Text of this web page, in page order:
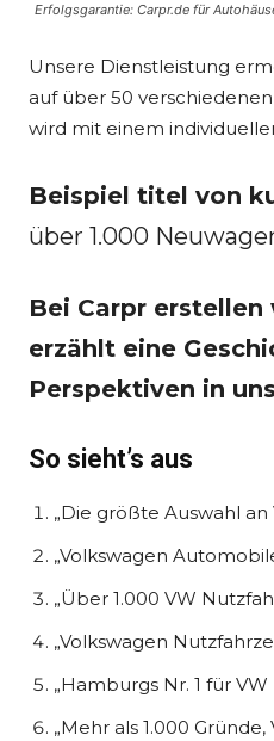
Erfolgsgarantie: Carpr.de für
Unsere Dienstleistung
auf über 50
wird mit einem
Beispiel titel von
über 1.000
Bei Carpr
erzählt eine
Perspektiven in
So sieht’s aus
„Die größte Auswahl
„Volkswagen
„Über 1.000 VW
„Volkswagen
„Hamburgs Nr. 1 für
„Mehr als 1.000